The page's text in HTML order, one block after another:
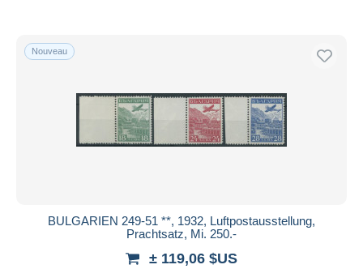
Nouveau
BULGARIEN 249-51 **, 1932, Luftpostausstellung,
Prachtsatz, Mi. 250.-
± 119,06 $US